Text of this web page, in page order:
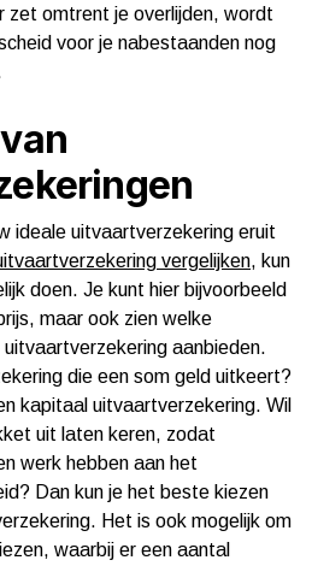
zet omtrent je overlijden, wordt
voor je nabestaanden nog
ideale uitvaartverzekering eruit
vergelijken, kun
doen. Je kunt hier bijvoorbeeld
maar ook zien welke
aanbieden.
die een som geld uitkeert?
kapitaal uitvaartverzekering. Wil
uit laten keren, zodat
werk hebben aan het
Dan kun je het beste kiezen
Het is ook mogelijk om
waarbij er een aantal